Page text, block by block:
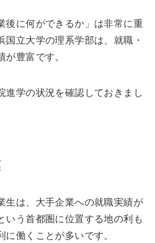
後に何ができるか」は非常に重
立大学の理系学部は、就職・
豊富です。
進学の状況を確認しておきまし
生は、大手企業への就職実績が
いう首都圏に位置する地の利も
働くことが多いです。